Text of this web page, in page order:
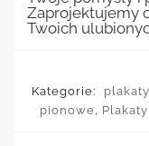
Zaprojektujemy
Twoich
Kategorie:
plakaty
pionowe,